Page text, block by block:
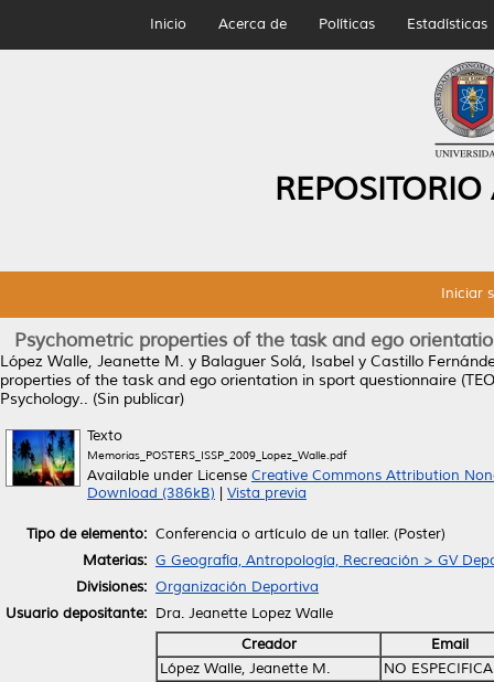
Inicio Acerca de Políticas Estadísticas
Iniciar
Psychometric properties of the task and ego
López Walle, Jeanette M. y Balaguer Solá, Isabel y Castillo
properties of the task and ego orientation in sport questionnaire
Psychology.. (Sin publicar)
Texto
Memorias_POSTERS_ISSP_2009_Lopez_Walle.pdf
Available under License Creative Commons Attribution
Download (386kB)
Vista previa
Tipo de elemento: Conferencia o artículo de un taller. (Poster)
Materias: G Geografía, Antropología, Recreación > GV
Divisiones: Organización Deportiva
Usuario depositante: Dra. Jeanette Lopez Walle
Creador
Email
López Walle, Jeanette M.
NO